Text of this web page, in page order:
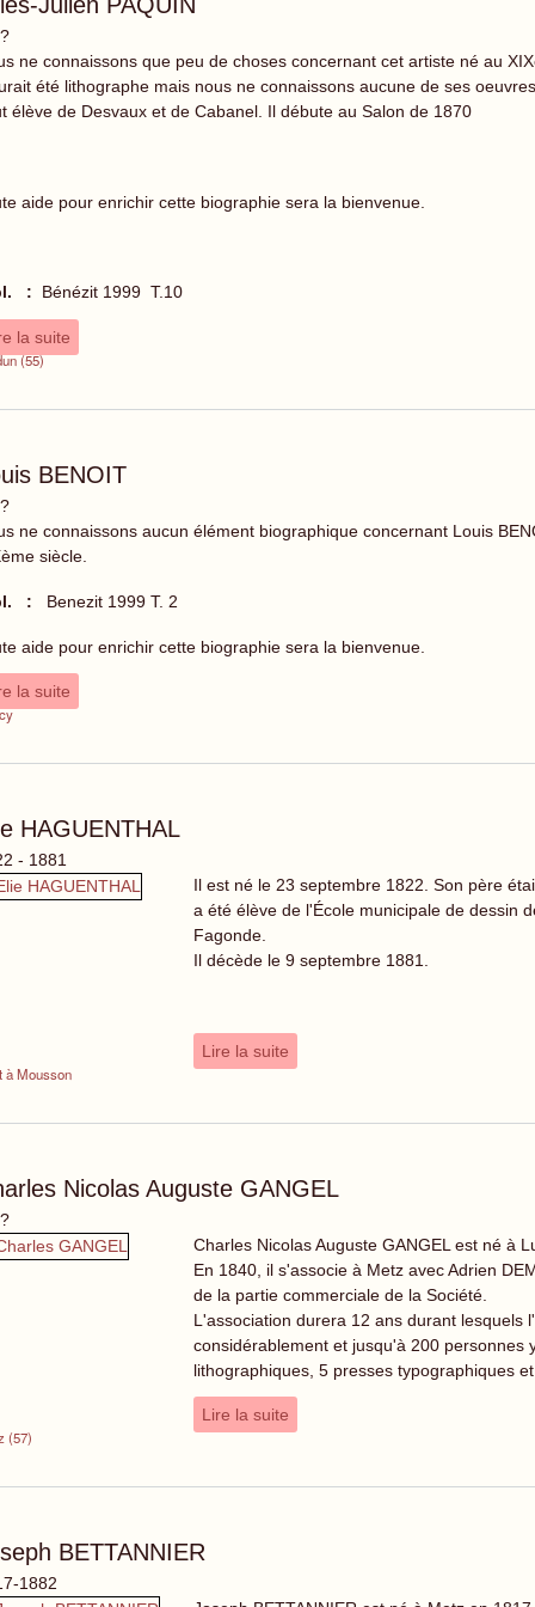
ne connaissons que peu de choses concernant cet artiste né au
été lithographe mais nous ne connaissons aucune de ses
élève de Desvaux et de Cabanel. Il débute au Salon de 1870
aide pour enrichir cette biographie sera la bienvenue.
: Bénézit 1999 T.10
la suite
(55)
BENOIT
ne connaissons aucun élément biographique concernant Louis
siècle.
: Benezit 1999 T. 2
aide pour enrichir cette biographie sera la bienvenue.
la suite
HAGUENTHAL
- 1881
Il est né le 23 septembre 1822. Son père
a été élève de l'École municipale de dessin
Fagonde.
Il décède le 9 septembre 1881.
Lire la suite
à Mousson
Nicolas Auguste GANGEL
Charles Nicolas Auguste GANGEL est né à
En 1840, il s'associe à Metz avec Adrien
de la partie commerciale de la Société.
L'association durera 12 ans durant lesquels
considérablement et jusqu'à 200 personnes
lithographiques, 5 presses typographiques
Lire la suite
(57)
BETTANNIER
1882